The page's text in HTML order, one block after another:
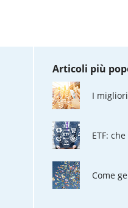
Articoli più
I
ETF:
Come